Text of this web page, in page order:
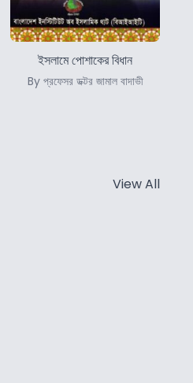
ইসলামে পোশাকের বিধান
By প্রফেসর ডক্টর জামাল বাদাভী
View All